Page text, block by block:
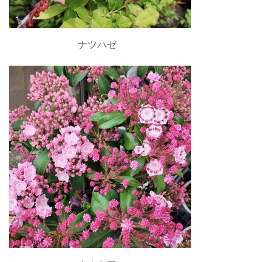
ナツハゼ